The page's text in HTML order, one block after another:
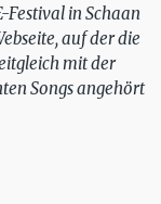
in Schaan
auf der die
mit der
Songs angehört